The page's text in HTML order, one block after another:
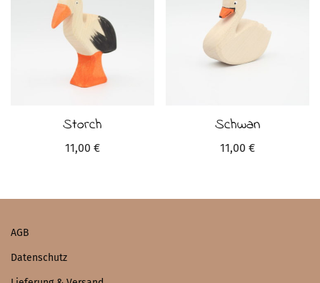
Storch
11,00 €
Schwan
11,00 €
AGB
Datenschutz